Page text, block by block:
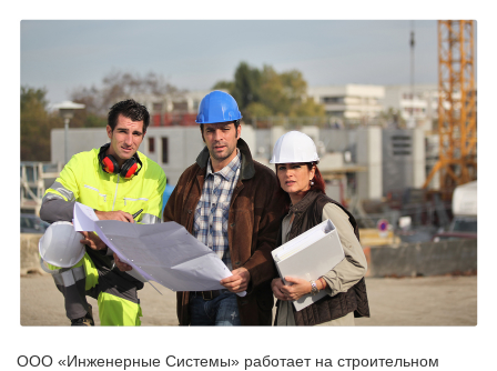
ООО «Инженерные Системы» работает на строительном